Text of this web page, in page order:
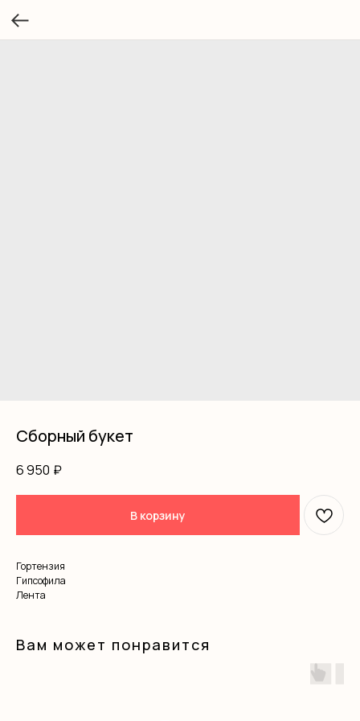
Сборный букет
6 950 ₽
В корзину
Гортензия
Гипсофила
Лента
Вам может понравится